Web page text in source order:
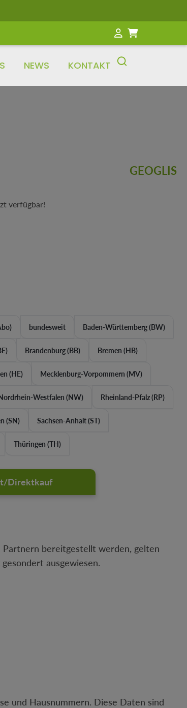
NEWS KONTAKT
GEOGLIS
verfügbar!
bundesweit Baden-Württemberg (BW)
Brandenburg (BB) Bremen (HB)
(HE) Mecklenburg-Vorpommern (MV)
Westfalen (NW) Rheinland-Pfalz (RP)
(SN) Sachsen-Anhalt (ST)
Thüringen (TH)
Direktkauf
bereitgestellt werden, gelten
ausgewiesen.
und Hausnummern. Diese Daten sind